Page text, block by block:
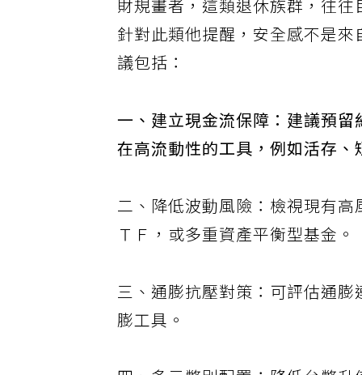
財規畫者，這類退休族群，往
針對此類他提醒，安全感不是
議包括：
一、建立現金流保障：建議預
在高流動性的工具，例如活存
二、降低波動風險：檢視現有
ＴＦ，或多重資產平衡型基金。
三、通膨抗壓對策：可評估通
膨工具。